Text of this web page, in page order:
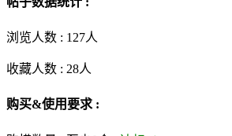
浏览人数 : 127人
收藏人数 : 28人
购买&使用要求 :